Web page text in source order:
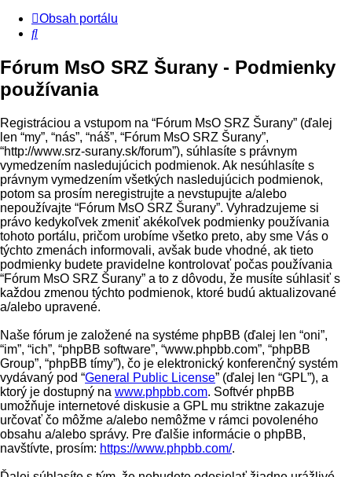
Obsah portálu
Hľadať
Fórum MsO SRZ Šurany - Podmienky
používania
Registráciou a vstupom na “Fórum MsO SRZ Šurany” (ďalej
len “my”, “nás”, “náš”, “Fórum MsO SRZ Šurany”,
“http://www.srz-surany.sk/forum”), súhlasíte s právnym
vymedzením nasledujúcich podmienok. Ak nesúhlasíte s
právnym vymedzením všetkých nasledujúcich podmienok,
potom sa prosím neregistrujte a nevstupujte a/alebo
nepoužívajte “Fórum MsO SRZ Šurany”. Vyhradzujeme si
právo kedykoľvek zmeniť akékoľvek podmienky používania
tohoto portálu, pričom urobíme všetko preto, aby sme Vás o
týchto zmenách informovali, avšak bude vhodné, ak tieto
podmienky budete pravidelne kontrolovať počas používania
“Fórum MsO SRZ Šurany” a to z dôvodu, že musíte súhlasiť s
každou zmenou týchto podmienok, ktoré budú aktualizované
a/alebo upravené.
Naše fórum je založené na systéme phpBB (ďalej len “oni”,
“im”, “ich”, “phpBB software”, “www.phpbb.com”, “phpBB
Group”, “phpBB tímy”), čo je elektronický konferenčný systém
vydávaný pod “General Public License” (ďalej len “GPL”), a
ktorý je dostupný na www.phpbb.com. Softvér phpBB
umožňuje internetové diskusie a GPL mu striktne zakazuje
určovať čo môžme a/alebo nemôžme v rámci povoleného
obsahu a/alebo správy. Pre ďalšie informácie o phpBB,
navštívte, prosím: https://www.phpbb.com/.